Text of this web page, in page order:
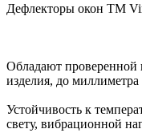
Дефлекторы окон ТМ
Обладают проверенной
изделия, до
Устойчивость к
свету, вибрационной